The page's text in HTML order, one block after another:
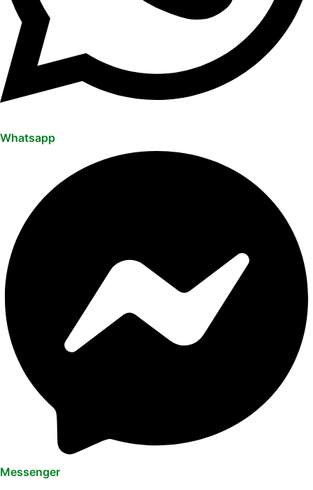
Whatsapp
Messenger